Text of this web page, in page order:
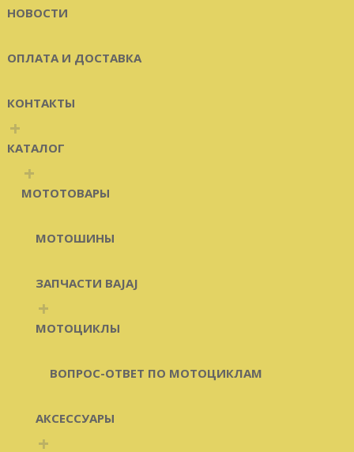
НОВОСТИ
ОПЛАТА И ДОСТАВКА
КОНТАКТЫ
+
КАТАЛОГ
+
МОТОТОВАРЫ
МОТОШИНЫ
ЗАПЧАСТИ BAJAJ
+
МОТОЦИКЛЫ
ВОПРОС-ОТВЕТ ПО МОТОЦИКЛАМ
АКСЕССУАРЫ
+